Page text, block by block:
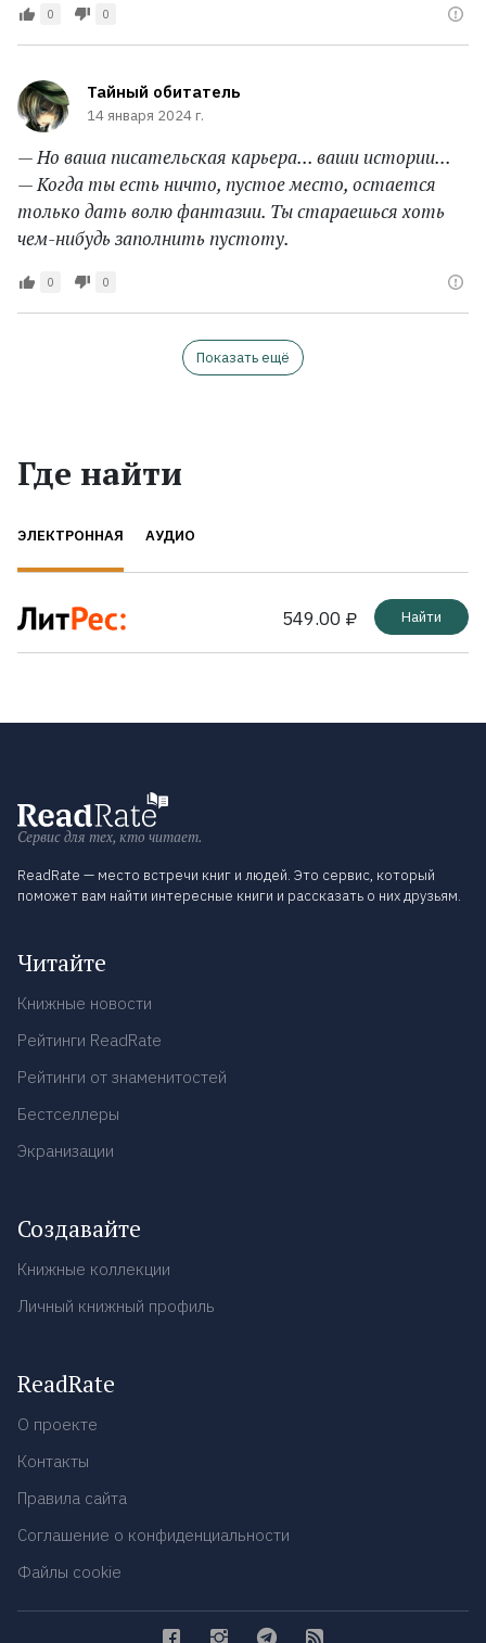
0 0
Тайный обитатель
14 января 2024 г.
— Но ваша писательская карьера... ваши истории...
— Когда ты есть ничто, пустое место, остается
только дать волю фантазии. Ты стараешься хоть
чем-нибудь заполнить пустоту.
0 0
Показать ещё
Где найти
ЭЛЕКТРОННАЯ АУДИО
549.00 ₽ Найти
Сервис для тех, кто читает.
ReadRate — место встречи книг и людей. Это сервис, который
поможет вам найти интересные книги и рассказать о них друзьям.
Читайте
Книжные новости
Рейтинги ReadRate
Рейтинги от знаменитостей
Бестселлеры
Экранизации
Создавайте
Книжные коллекции
Личный книжный профиль
ReadRate
О проекте
Контакты
Правила сайта
Соглашение о конфиденциальности
Файлы cookie